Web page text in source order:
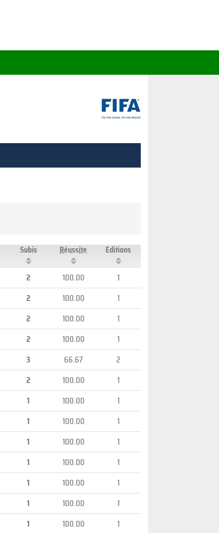
Subis Réussite Editions
2 100.00
1
2 100.00
1
2 100.00
1
2 100.00
1
3 66.67
2
2 100.00
1
1 100.00
1
1 100.00
1
1 100.00
1
1 100.00
1
1 100.00
1
1 100.00
1
1 100.00
1